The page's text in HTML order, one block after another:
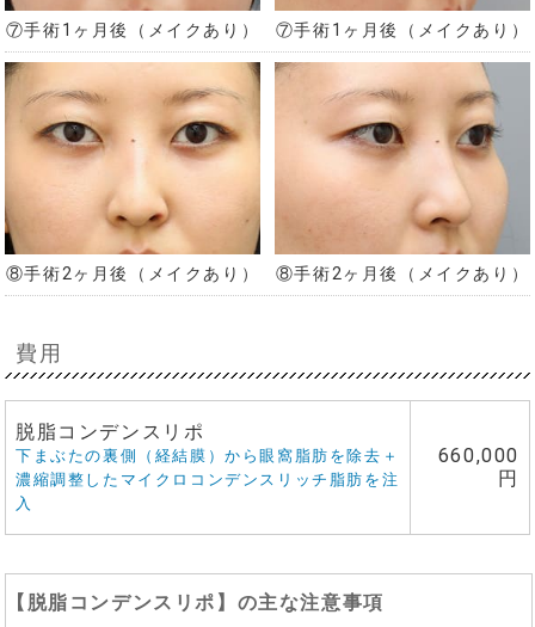
⑦手術1ヶ月後（メイクあり） ⑦手術1ヶ月後（メイクあり）
⑧手術2ヶ月後（メイクあり） ⑧手術2ヶ月後（メイクあり）
費用
脱脂コンデンスリポ
下まぶたの裏側（経結膜）から眼窩脂肪を除去＋
濃縮調整したマイクロコンデンスリッチ脂肪を注
入
660,000
円
【 脱脂コンデンスリポ 】の主な注意事項